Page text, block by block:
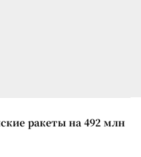
ракеты на 492 млн